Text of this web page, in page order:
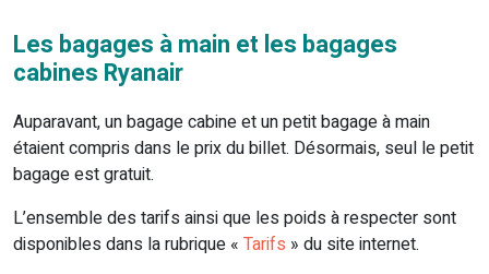
Les bagages à main et les bagages
cabines Ryanair
Auparavant, un bagage cabine et un petit bagage à main
étaient compris dans le prix du billet. Désormais, seul le petit
bagage est gratuit.
L’ensemble des tarifs ainsi que les poids à respecter sont
disponibles dans la rubrique « Tarifs » du site internet.